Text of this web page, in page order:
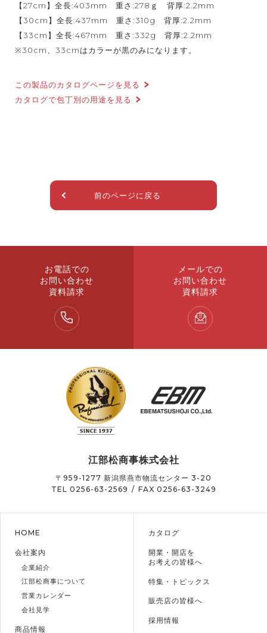
【27cm】全長:403mm 重さ:278ｇ 背厚:2.2mm
【30cm】全長:437mm 重さ:310g 背厚:2.2mm
【33cm】全長:467mm 重さ:332g 背厚:2.2mm
※30cm、33cmはカラーが黒のみになります。
この製品のカタログページを見る
カタログで包丁別の用途を見る
前のページに戻る
お電話での
お問い合わせ
資料請求
メールでの
お問い合わせ
資料請求
江部松商事株式会社
〒959-1277 新潟県燕市物流センター 3-20
TEL 0256-63-2569 / FAX 0256-63-3249
HOME
会社案内
企業紹介
江部松商事について
営業カレンダー
会社見学
商品情報
カタログ
開業・開店を
お考えの皆様へ
特集・トピックス
販売店の皆様へ
採用情報